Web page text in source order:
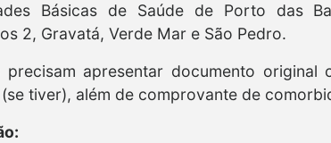
Básicas de Saúde de Porto das
2, Gravatá, Verde Mar e São Pedro.
apresentar documento
tiver), além de comprovante de